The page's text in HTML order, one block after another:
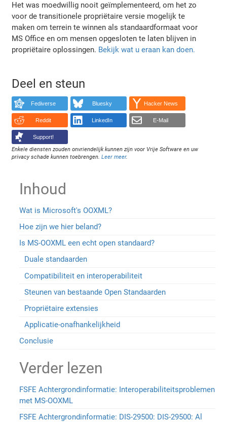
Het was moedwillig nooit geïmplementeerd, om het zo
voor de transitionele propriëtaire versie mogelijk te
maken om terrein te winnen als standaardformaat voor
MS Office en om mensen opgesloten te laten blijven in
propriëtaire oplossingen. Bekijk wat u eraan kan doen.
Deel en steun
Fediverse Bluesky Hacker News
Reddit LinkedIn E-Mail
Support!
Enkele diensten zouden onvriendelijk kunnen zijn voor Vrije Software en uw
privacy schade kunnen toebrengen.Leer meer.
Inhoud
Wat is Microsoft's OOXML?
Hoe zijn we hier beland?
Is MS-OOXML een echt open standaard?
Duale standaarden
Compatibiliteit en interoperabiliteit
Steunen van bestaande Open Standaarden
Propriëtaire extensies
Applicatie-onafhankelijkheid
Conclusie
Verder lezen
FSFE Achtergrondinformatie: Interoperabiliteitsproblemen
met MS-OOXML
FSFE Achtergrondinformatie: DIS-29500: DIS-29500: Al